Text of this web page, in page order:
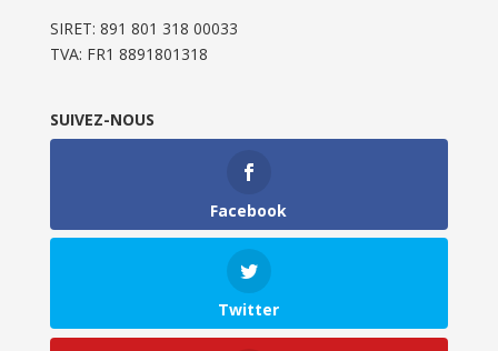
SIRET: 891 801 318 00033
TVA: FR1 8891801318
SUIVEZ-NOUS
Facebook
Twitter